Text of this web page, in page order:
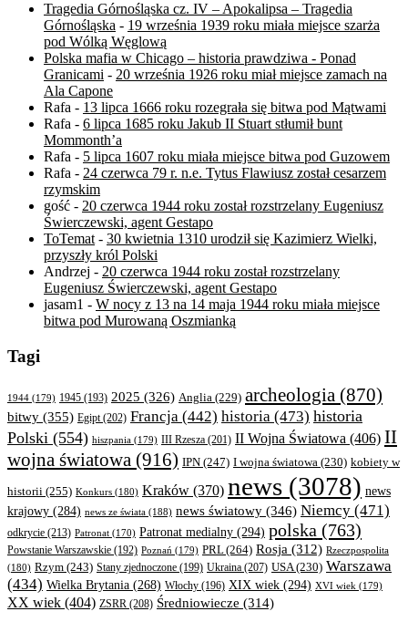
Tragedia Górnośląska cz. IV – Apokalipsa – Tragedia
Górnośląska - 19 września 1939 roku miała miejsce szarża
pod Wólką Węglową
Polska mafia w Chicago – historia prawdziwa - Ponad
Granicami - 20 września 1926 roku miał miejsce zamach na
Ala Capone
Rafa - 13 lipca 1666 roku rozegrała się bitwa pod Mątwami
Rafa - 6 lipca 1685 roku Jakub II Stuart stłumił bunt
Mommonth’a
Rafa - 5 lipca 1607 roku miała miejsce bitwa pod Guzowem
Rafa - 24 czerwca 79 r. n.e. Tytus Flawiusz został cesarzem
rzymskim
gość - 20 czerwca 1944 roku został rozstrzelany Eugeniusz
Świerczewski, agent Gestapo
ToTemat - 30 kwietnia 1310 urodził się Kazimierz Wielki,
przyszły król Polski
Andrzej - 20 czerwca 1944 roku został rozstrzelany
Eugeniusz Świerczewski, agent Gestapo
jasam1 - W nocy z 13 na 14 maja 1944 roku miała miejsce
bitwa pod Murowaną Oszmianką
Tagi
1944 (179) 1945 (193) 2025 (326) Anglia (229) archeologia (870)
bitwy (355) Egipt (202) Francja (442) historia (473) historia
Polski (554) hiszpania (179) III Rzesza (201) II Wojna Światowa (406) II
wojna światowa (916) IPN (247) I wojna światowa (230) kobiety w
historii (255) Konkurs (180) Kraków (370) news (3078) news
krajowy (284) news ze świata (188) news światowy (346) Niemcy (471)
odkrycie (213) Patronat (170) Patronat medialny (294) polska (763)
Powstanie Warszawskie (192) Poznań (179) PRL(264) Rosja (312) Rzeczpospolita
(180) Rzym (243) Stany zjednoczone (199) Ukraina (207) USA (230) Warszawa
(434) Wielka Brytania (268) Włochy (196) XIX wiek (294) XVI wiek (179)
XX wiek (404) ZSRR (208) Średniowiecze (314)